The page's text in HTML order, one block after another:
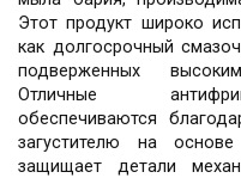
Этот продукт широко
как долгосрочный
подверженных
Отличные
обеспечиваются
загустителю на
защищает детали